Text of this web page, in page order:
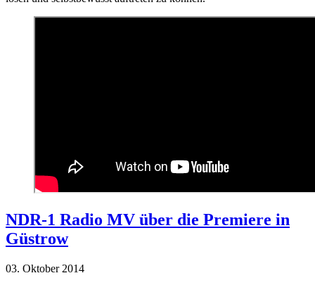
NDR-1 Radio MV über die Premiere in
Güstrow
03. Oktober 2014